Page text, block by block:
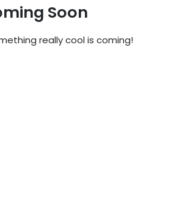
Soon
really cool is coming!